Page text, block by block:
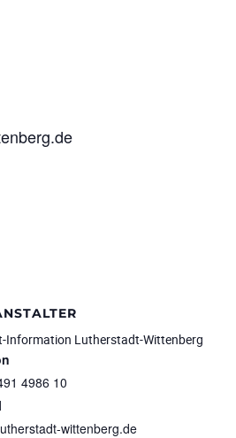
Information Lutherstadt-Wittenberg
4986 10
wittenberg.de